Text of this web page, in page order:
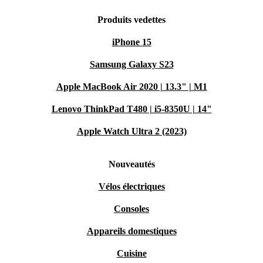
Produits vedettes
iPhone 15
Samsung Galaxy S23
Apple MacBook Air 2020 | 13.3" | M1
Lenovo ThinkPad T480 | i5-8350U | 14"
Apple Watch Ultra 2 (2023)
Nouveautés
Vélos électriques
Consoles
Appareils domestiques
Cuisine